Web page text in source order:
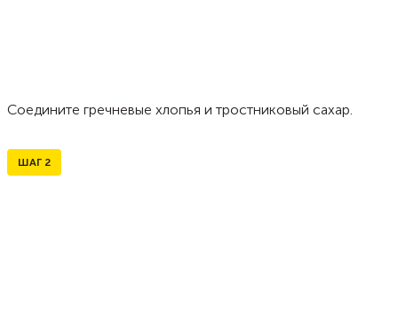
Соедините гречневые хлопья и тростниковый сахар.
ШАГ 2